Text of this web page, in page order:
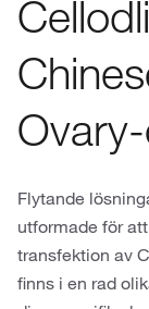
Flytande
utformade för
transfektion av
finns i en rad